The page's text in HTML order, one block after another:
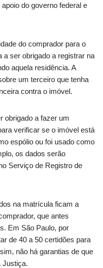
do governo federal e
do comprador para o
a ser obrigado a registrar na
aquela residência. A
um terceiro que tenha
contra o imóvel.
obrigado a fazer um
verificar se o imóvel está
espólio ou foi usado como
os dados serão
Serviço de Registro de
na matrícula ficam a
que antes
Em São Paulo, por
de 40 a 50 certidões para
não há garantias de que
Justiça.